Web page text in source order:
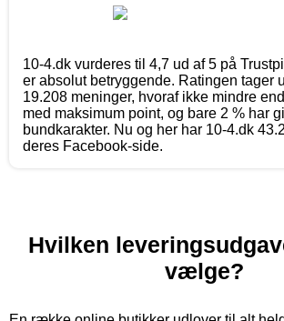
10-4.dk vurderes til 4,7 ud af 5 på
er absolut betryggende. Ratingen tager
19.208 meninger, hvoraf ikke mindre
med maksimum point, og bare 2 % har
bundkarakter. Nu og her har 10-4.dk
deres Facebook-side.
Hvilken
vælge?